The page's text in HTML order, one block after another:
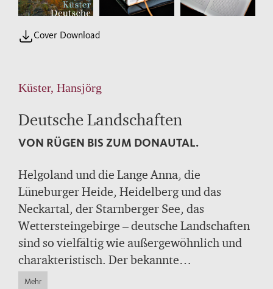
Cover Download
Küster, Hansjörg
Deutsche Landschaften
VON RÜGEN BIS ZUM DONAUTAL.
Helgoland und die Lange Anna, die
Lüneburger Heide, Heidelberg und das
Neckartal, der Starnberger See, das
Wettersteingebirge – deutsche Landschaften
sind so vielfältig wie außergewöhnlich und
charakteristisch. Der bekannte
Landschaftshistoriker und Ökologe Hansjörg
Mehr